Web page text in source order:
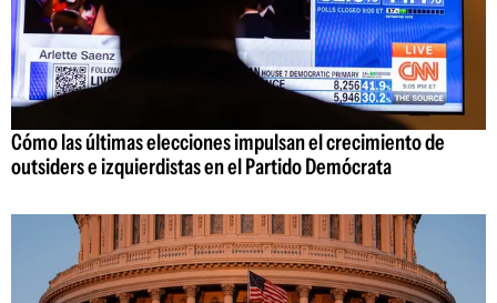
Cómo las últimas elecciones impulsan el crecimiento de
outsiders e izquierdistas en el Partido Demócrata